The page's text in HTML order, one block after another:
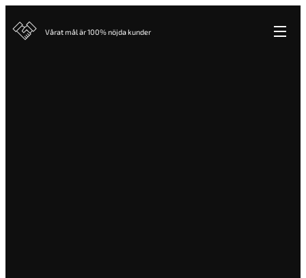
Vårat mål är 100% nöjda kunder